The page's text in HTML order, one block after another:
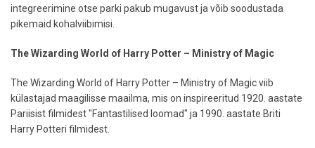
integreerimine otse parki pakub mugavust ja võib soodustada
pikemaid kohalviibimisi.
The Wizarding World of Harry Potter – Ministry of Magic
The Wizarding World of Harry Potter – Ministry of Magic viib
külastajad maagilisse maailma, mis on inspireeritud 1920. aastate
Pariisist filmidest "Fantastilised loomad" ja 1990. aastate Briti
Harry Potteri filmidest.